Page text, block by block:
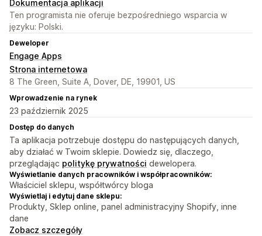
Dokumentacja aplikacji
Ten programista nie oferuje bezpośredniego wsparcia w
języku: Polski.
Deweloper
Engage Apps
Strona internetowa
8 The Green, Suite A, Dover, DE, 19901, US
Wprowadzenie na rynek
23 październik 2025
Dostęp do danych
Ta aplikacja potrzebuje dostępu do następujących danych,
aby działać w Twoim sklepie. Dowiedz się, dlaczego,
przeglądając politykę prywatności dewelopera.
Wyświetlanie danych pracowników i współpracowników:
Właściciel sklepu, współtwórcy bloga
Wyświetlaj i edytuj dane sklepu:
Produkty, Sklep online, panel administracyjny Shopify, inne
dane
Zobacz szczegóły